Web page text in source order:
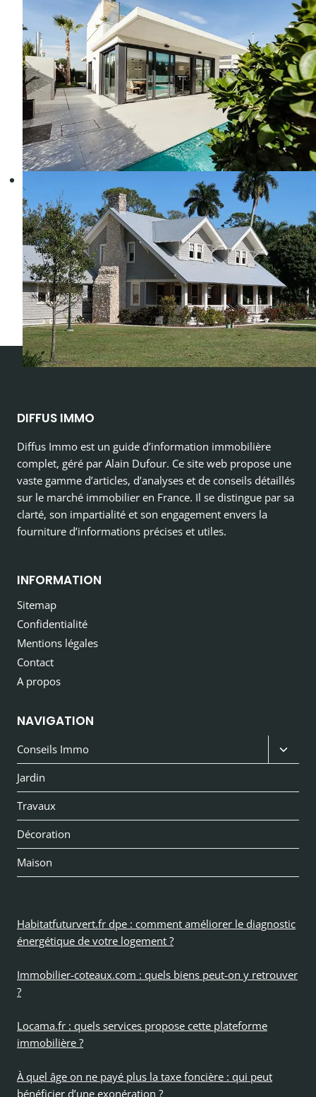
DIFFUS IMMO
Diffus Immo est un guide d’information immobilière
complet, géré par Alain Dufour. Ce site web propose une
vaste gamme d’articles, d’analyses et de conseils détaillés
sur le marché immobilier en France. Il se distingue par sa
clarté, son impartialité et son engagement envers la
fourniture d’informations précises et utiles.
INFORMATION
Sitemap
Confidentialité
Mentions légales
Contact
A propos
NAVIGATION
Conseils Immo
le
menu
Jardin
Travaux
Décoration
Maison
Habitatfuturvert.fr dpe : comment améliorer le diagnostic
énergétique de votre logement ?
Immobilier-coteaux.com : quels biens peut-on y retrouver
?
Locama.fr : quels services propose cette plateforme
immobilière ?
À quel âge on ne payé plus la taxe foncière : qui peut
bénéficier d’une exonération ?